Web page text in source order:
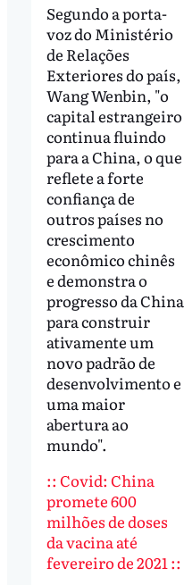
Segundo a porta-
voz do Ministério
de Relações
Exteriores do país,
Wang Wenbin, "o
capital estrangeiro
continua fluindo
para a China, o que
reflete a forte
confiança de
outros países no
crescimento
econômico chinês
e demonstra o
progresso da China
para construir
ativamente um
novo padrão de
desenvolvimento e
uma maior
abertura ao
mundo".
:: Covid: China
promete 600
milhões de doses
da vacina até
fevereiro de 2021 ::